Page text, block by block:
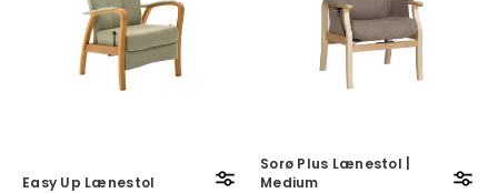
Easy Up Lænestol
Sorø Plus Lænestol |
Medium